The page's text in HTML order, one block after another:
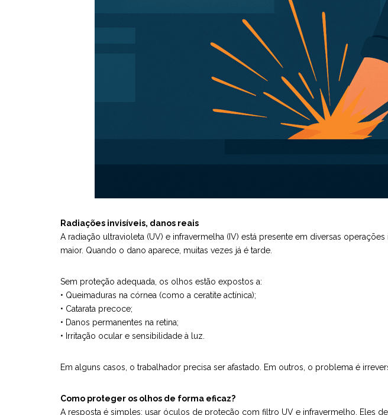
Radiações invisíveis, danos reais
A radiação ultravioleta (UV) e infravermelha (IV) está presente em diversas
maior. Quando o dano aparece, muitas vezes já é tarde.
Sem proteção adequada, os olhos estão expostos a:
• Queimaduras na córnea (como a ceratite actínica);
• Catarata precoce;
• Danos permanentes na retina;
• Irritação ocular e sensibilidade à luz.
Em alguns casos, o trabalhador precisa ser afastado. Em outros, o problema é
Como proteger os olhos de forma eficaz?
A resposta é simples: usar óculos de proteção com filtro UV e infravermelho. Eles